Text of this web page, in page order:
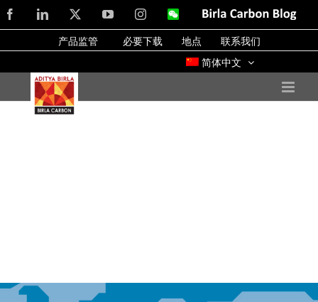
Skip
to
content
FacebookLinkedIn YouTubeInstagramWeChatBirla
Blog
产品监管 必要下载 地点
联系我们
简体中文